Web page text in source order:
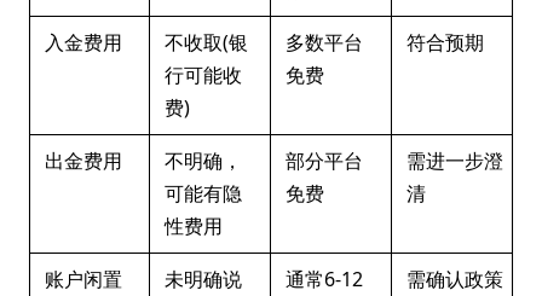
入金费用
不收取(银
行可能收
费)
多数平台
免费
符合预期
出金费用
不明确，
可能有隐
性费用
部分平台
免费
需进一步澄
清
账户闲置
未明确说
通常6-12
需确认政策